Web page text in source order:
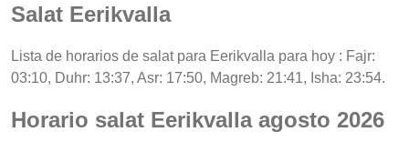
Salat Eerikvalla
Lista de horarios de salat para Eerikvalla para hoy : Fajr:
03:10, Duhr: 13:37, Asr: 17:50, Magreb: 21:41, Isha: 23:54.
Horario salat Eerikvalla agosto 2026